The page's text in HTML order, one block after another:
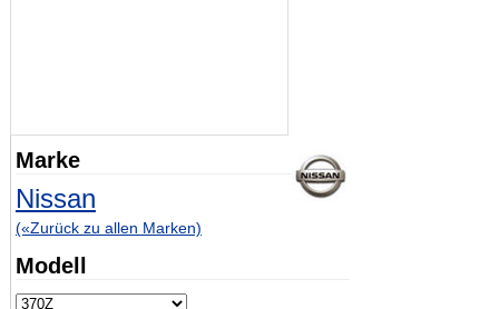
Marke
Nissan
(«Zurück zu allen Marken)
Modell